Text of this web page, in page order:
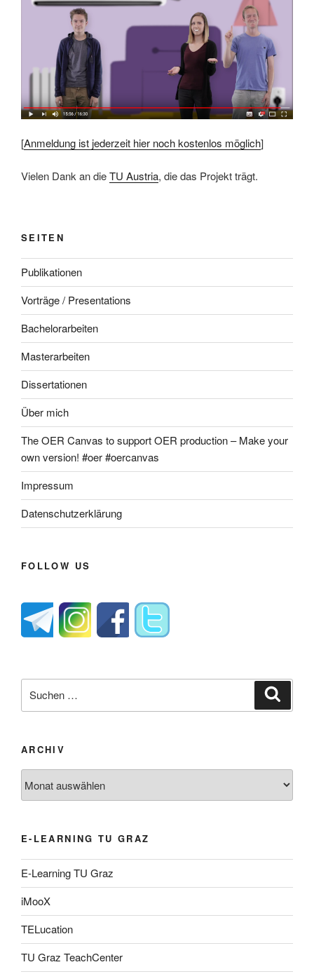
[Anmeldung ist jederzeit hier noch kostenlos möglich]
Vielen Dank an dieTU Austria, die das Projekt trägt.
SEITEN
Publikationen
Vorträge / Presentations
Bachelorarbeiten
Masterarbeiten
Dissertationen
Über mich
The OER Canvas to support OER production – Make your
own version! #oer #oercanvas
Impressum
Datenschutzerklärung
FOLLOW US
nach:
ARCHIV
E-LEARNING TU GRAZ
E-Learning TU Graz
iMooX
TELucation
TU Graz TeachCenter